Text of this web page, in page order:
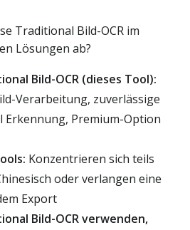
Traditional Bild-OCR im
Lösungen ab?
Bild-OCR (dieses Tool):
Verarbeitung, zuverlässige
Erkennung, Premium-Option
Konzentrieren sich teils
oder verlangen eine
Export
Bild-OCR verwenden,